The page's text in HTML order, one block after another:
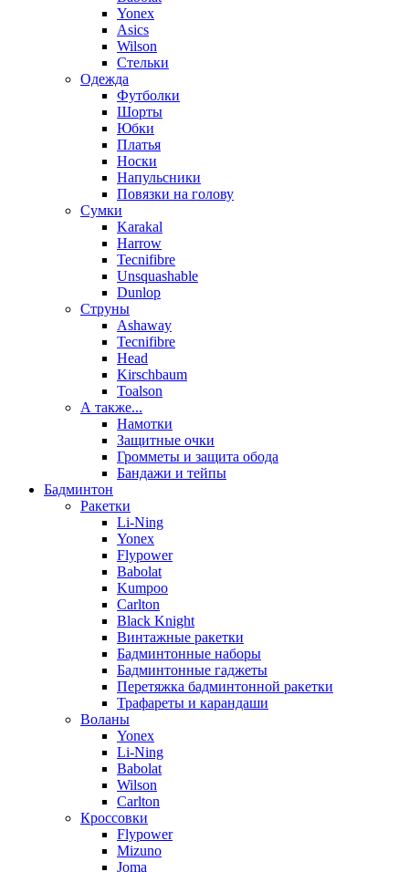
Yonex
Asics
Wilson
Стельки
Одежда
Футболки
Шорты
Юбки
Платья
Носки
Напульсники
Повязки на голову
Сумки
Karakal
Harrow
Tecnifibre
Unsquashable
Dunlop
Струны
Ashaway
Tecnifibre
Head
Kirschbaum
Toalson
А также...
Намотки
Защитные очки
Громметы и защита обода
Бандажи и тейпы
Бадминтон
Ракетки
Li-Ning
Yonex
Flypower
Babolat
Kumpoo
Carlton
Black Knight
Винтажные ракетки
Бадминтонные наборы
Бадминтонные гаджеты
Перетяжка бадминтонной ракетки
Трафареты и карандаши
Воланы
Yonex
Li-Ning
Babolat
Wilson
Carlton
Кроссовки
Flypower
Mizuno
Joma